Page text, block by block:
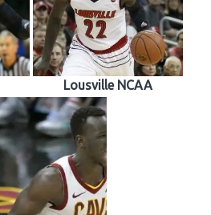
Lousville NCAA